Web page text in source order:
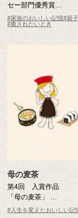
セー部門優秀賞
太巻き弁当のヒミツ
作・社員
#家族のおいしい記憶#親子
#癒されたいとき
母の麦茶
第4回 入賞作品
「母の麦茶」
井上 秀子さん（東京
#人生を変えたおいしい記